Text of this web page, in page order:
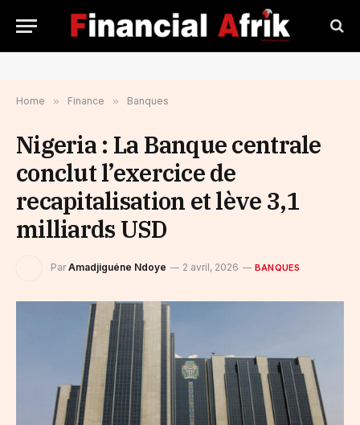
Home » Finance » Banques
Nigeria : La Banque centrale
conclut l’exercice de
recapitalisation et lève 3,1
milliards USD
Par Amadjiguéne Ndoye 2 avril, 2026 BANQUES